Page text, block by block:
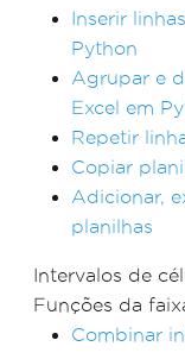
Inserir
Python
Agrupar e
Excel em
Repetir
Copiar
Adicionar,
planilhas
Intervalos de
Funções da
Combinar